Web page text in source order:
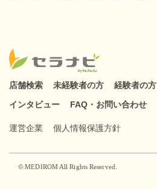
店舗検索 未経験者の方 経験者の方
インタビュー
FAQ・お問い合わせ
運営企業 個人情報保護方針
© MEDIROM All Rights Reserved.